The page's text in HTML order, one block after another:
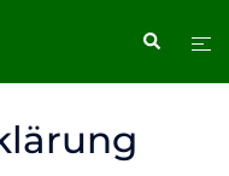
Search